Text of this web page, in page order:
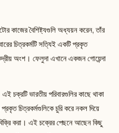
কাজের বৈশিষ্ট্যগুলি অধ্যয়ন করেন, তাঁর
চিত্রকর্মটি সত্যিই একটি প্রকৃত
অংশ। ফেলুদা এখানে একজন গোয়েন্দা
চক্রটি ভারতীয় পরিবারগুলির কাছে থাকা
চিত্রকর্মগুলিকে চুরি করে নকল দিয়ে
করা। এই চক্রের পেছনে আছেন কিছু